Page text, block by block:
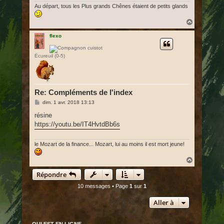
Au départ, tous les Plus grands Chênes étaient de petits glands
a
flexo
Écureuil (0-5)
Re: Compléments de l'index
M
s
a
dim. 1 avr. 2018 13:13
résine
https://youtu.be/IT4HvtdBb6s
le Mozart de la finance... Mozart, lui au moins il est mort jeune!
a
Répondre
10 messages • Page 1 sur 1
Aller à